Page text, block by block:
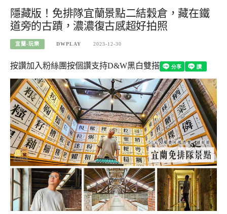
隱藏版！免排隊宜蘭景點二結穀倉，藏在鐵
道旁的古蹟，濃濃復古感超好拍照
宜蘭-玩樂 DWPLAY 2023-12-30
按讚加入粉絲團按個讚支持D&W黑白雙搭